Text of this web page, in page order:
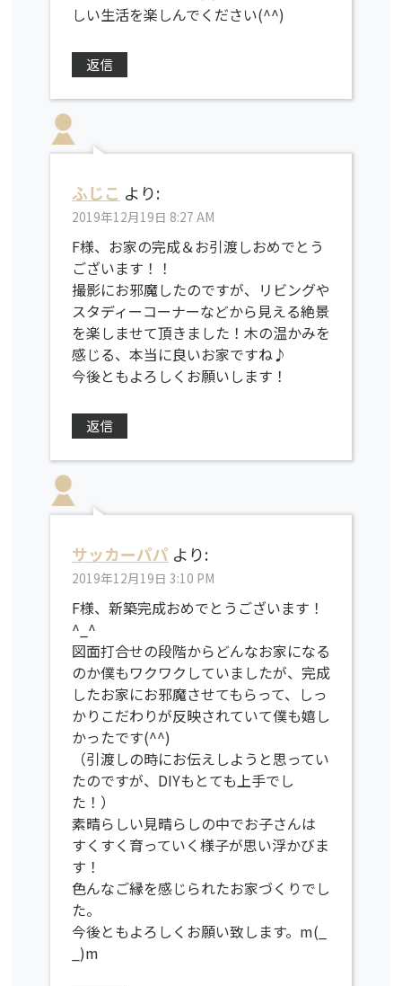
しい生活を楽しんでください(^^)
返信
ふじこ より:
2019年12月19日 8:27 AM
F様、お家の完成＆お引渡しおめでとう
ございます！！
撮影にお邪魔したのですが、リビングや
スタディーコーナーなどから見える絶景
を楽しませて頂きました！木の温かみを
感じる、本当に良いお家ですね♪
今後ともよろしくお願いします！
返信
サッカーパパ より:
2019年12月19日 3:10 PM
F様、新築完成おめでとうございます！
^_^
図面打合せの段階からどんなお家になる
のか僕もワクワクしていましたが、完成
したお家にお邪魔させてもらって、しっ
かりこだわりが反映されていて僕も嬉し
かったです(^^)
（引渡しの時にお伝えしようと思ってい
たのですが、DIYもとても上手でし
た！）
素晴らしい見晴らしの中でお子さんは
すくすく育っていく様子が思い浮かびま
す！
色んなご縁を感じられたお家づくりでし
た。
今後ともよろしくお願い致します。m(_
_)m